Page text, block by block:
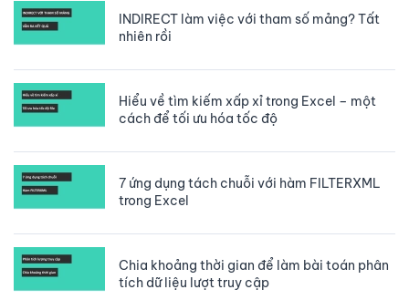
INDIRECT làm việc với tham số mảng? Tất
nhiên rồi
Hiểu về tìm kiếm xấp xỉ trong Excel – một
cách để tối ưu hóa tốc độ
7 ứng dụng tách chuỗi với hàm FILTERXML
trong Excel
Chia khoảng thời gian để làm bài toán phân
tích dữ liệu lượt truy cập